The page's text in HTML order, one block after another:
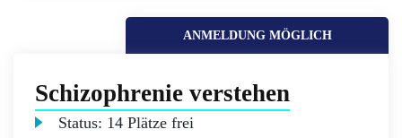
ANMELDUNG MÖGLICH
Schizophrenie verstehen
Status: 14 Plätze frei